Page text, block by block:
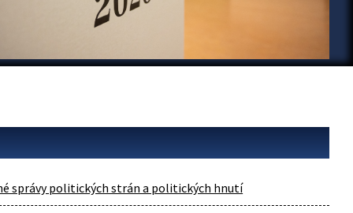
správy politických strán a politických hnutí